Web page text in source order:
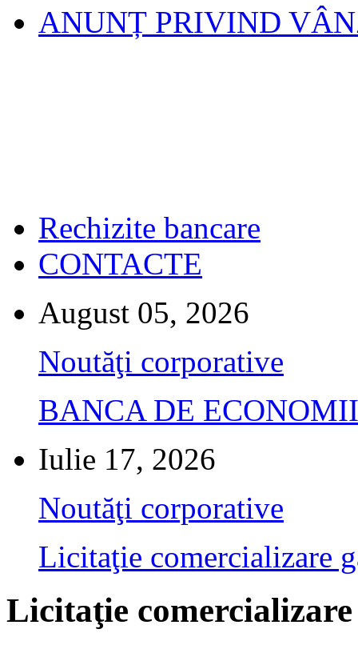
ANUNȚ PRIVIND
Rechizite bancare
CONTACTE
August 05, 2026
Noutăţi corporative
BANCA DE
Iulie 17, 2026
Noutăţi corporative
Licitaţie comercializare
Licitaţie